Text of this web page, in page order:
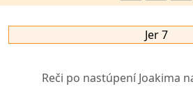
Jer 7
Reči po nastúpení Joakima